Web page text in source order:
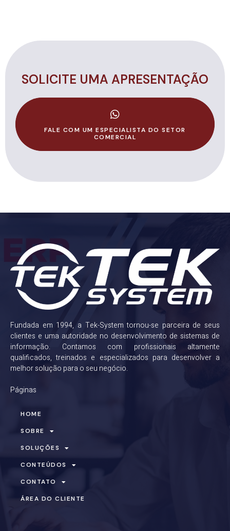
SOLICITE UMA APRESENTAÇÃO
FALE COM UM ESPECIALISTA DO SETOR
COMERCIAL
Fundada em 1994, a Tek-System tornou-se parceira de seus
clientes e uma autoridade no desenvolvimento de sistemas de
informação. Contamos com profissionais altamente
qualificados, treinados e especializados para desenvolver a
melhor solução para o seu negócio.
Páginas
HOME
SOBRE
SOLUÇÕES
CONTEÚDOS
CONTATO
ÁREA DO CLIENTE